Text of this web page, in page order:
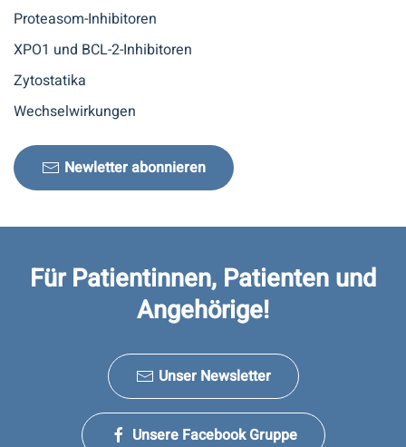
Proteasom-Inhibitoren
XPO1 und BCL-2-Inhibitoren
Zytostatika
Wechselwirkungen
Newletter abonnieren
Für Patientinnen, Patienten und
Angehörige!
Unser Newsletter
Unsere Facebook Gruppe